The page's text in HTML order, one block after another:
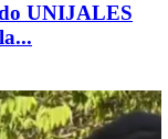
UNIJALES